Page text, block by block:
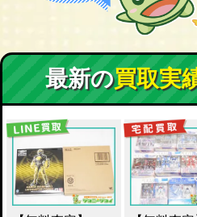
最新の買取実